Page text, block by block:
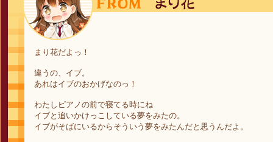
まり花だよっ！
違うの、イブ。
あれはイブのおかげなのっ！
わたしピアノの前で寝てる時にね
イブと追いかけっこしている夢をみたの。
イブがそばにいるからそういう夢をみたんだと思うんだよ。